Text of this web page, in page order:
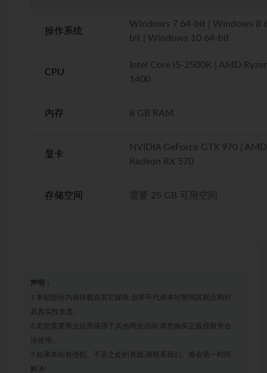
操作系统
CPU
内存
显卡
存储空间
Windows 7 64-bit | Windows 8
bit | Windows 10 64-bit
Intel Core i5-2500K | AMD
1400
8 GB RAM
NVIDIA GeForce GTX 970 | AMD
Radeon RX 570
需要 25 GB 可用空间
声明：
1.本站部分内容转载自其它媒体,但并不代表本站赞同其观点和对
其真实性负责。
2.若您需要商业运营或用于其他商业活动,请您购买正版授权并合
法使用。
3.如果本站有侵犯、不妥之处的资源,请联系我们。将会第一时间
解决!